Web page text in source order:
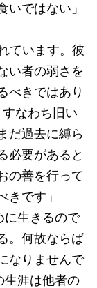
ではない」
ています。彼
い者の弱さを
べきではあり
なわち旧い
だ過去に縛ら
必要があると
の善を行って
きです」
に生きるので
。何故ならば
なりませんで
生涯は他者の